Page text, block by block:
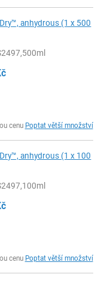
anhydrous (1 x 500
cenu Poptat větší množství
anhydrous (1 x 100
cenu Poptat větší množství